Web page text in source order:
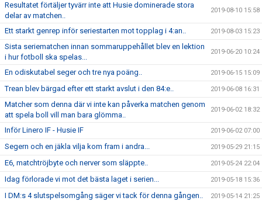
Resultatet förtäljer tyvärr inte att Husie dominerade stora
delar av matchen..
2019-08-10 15:58
Ett starkt genrep inför seriestarten mot topplag i 4:an.. 2019-08-03 15:23
Sista seriematchen innan sommaruppehållet blev en lektion
i hur fotboll ska spelas...
2019-06-20 10:24
En odiskutabel seger och tre nya poäng.. 2019-06-15 15:09
Trean blev bärgad efter ett starkt avslut i den 84:e.. 2019-06-08 16:31
Matcher som denna där vi inte kan påverka matchen genom
att spela boll vill man bara glömma..
2019-06-02 18:32
Inför Linero IF - Husie IF 2019-06-02 07:00
Segern och en jäkla vilja kom fram i andra... 2019-05-29 21:15
E6, matchtröjbyte och nerver som släppte.. 2019-05-24 22:04
Idag förlorade vi mot det bästa laget i serien... 2019-05-18 15:36
I DM:s 4 slutspelsomgång säger vi tack för denna gången.. 2019-05-14 21:25